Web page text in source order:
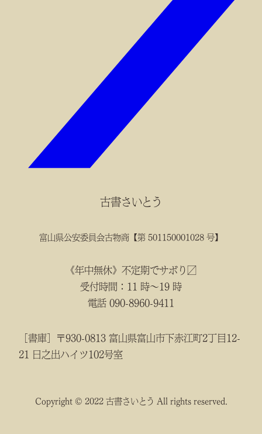
古書さいとう
富山県公安委員会古物商【第 501150001028 号】
《年中無休》不定期でサボり〼
受付時間：11 時～19 時
電話 090-8960-9411
［書庫］〒930-0813 富山県富山市下赤江町2丁目12-
21 日之出ハイツ102号室
Copyright © 2022 古書さいとう All rights reserved.